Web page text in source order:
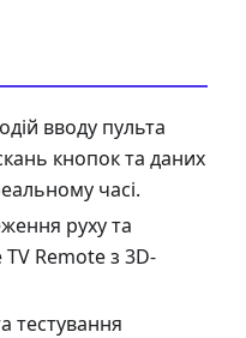
вводу пульта
кнопок та даних
часі.
руху та
TV Remote з 3D-
тестування